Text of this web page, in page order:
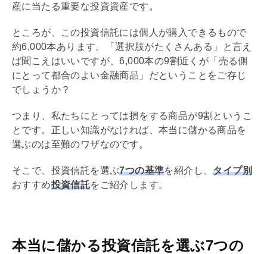
産に当たる重要な投資資産です。
ところが、この投資信託には個人が購入できるもので
約6,000本あります。「選択肢がたくさんある」と言え
ば聞こえはいいですが、6,000本の9割近くが「売る側
にとって都合のよい金融商品」だということをご存じ
でしょうか？
つまり、私たちにとっては損をする商品が9割というこ
とです。正しい知識がなければ、本当に儲かる商品を
選ぶのは至難のワザなのです。
そこで、投資信託を選ぶ7つの基準を紹介し、タイプ別
おすすめ投資信託をご紹介します。
本当に儲かる投資信託を選ぶ7つの